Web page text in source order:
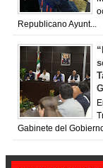
Republicano Ayunt...
Gabinete del